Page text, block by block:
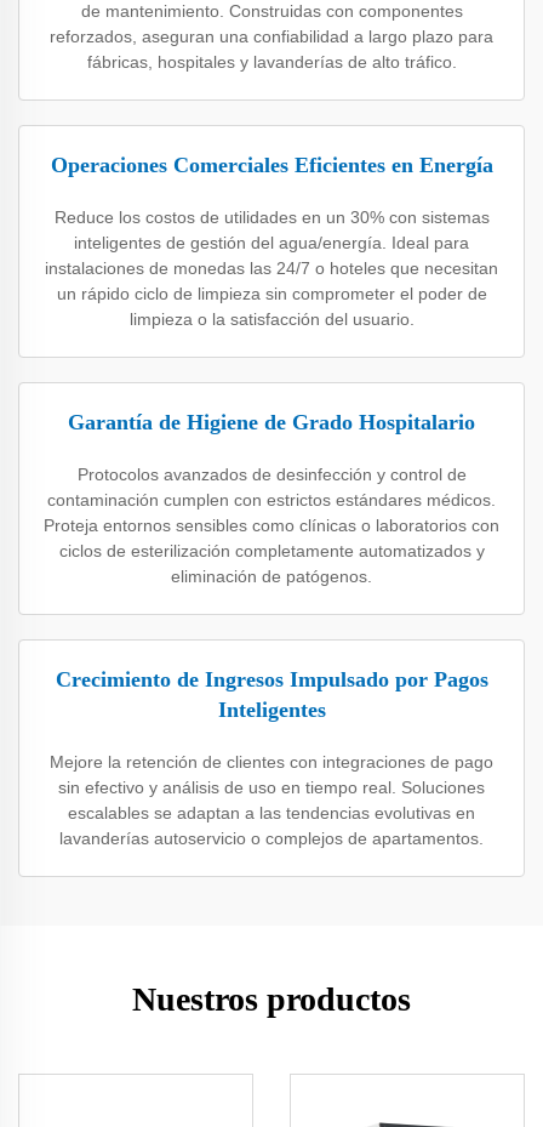
de mantenimiento. Construidas con componentes
reforzados, aseguran una confiabilidad a largo plazo para
fábricas, hospitales y lavanderías de alto tráfico.
Operaciones Comerciales Eficientes en Energía
Reduce los costos de utilidades en un 30% con sistemas
inteligentes de gestión del agua/energía. Ideal para
instalaciones de monedas las 24/7 o hoteles que necesitan
un rápido ciclo de limpieza sin comprometer el poder de
limpieza o la satisfacción del usuario.
Garantía de Higiene de Grado Hospitalario
Protocolos avanzados de desinfección y control de
contaminación cumplen con estrictos estándares médicos.
Proteja entornos sensibles como clínicas o laboratorios con
ciclos de esterilización completamente automatizados y
eliminación de patógenos.
Crecimiento de Ingresos Impulsado por Pagos
Inteligentes
Mejore la retención de clientes con integraciones de pago
sin efectivo y análisis de uso en tiempo real. Soluciones
escalables se adaptan a las tendencias evolutivas en
lavanderías autoservicio o complejos de apartamentos.
Nuestros productos